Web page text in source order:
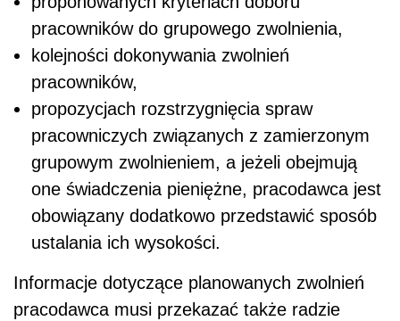
pracowników do grupowego zwolnienia,
kolejności dokonywania zwolnień
pracowników,
propozycjach rozstrzygnięcia spraw
pracowniczych związanych z zamierzonym
grupowym zwolnieniem, a jeżeli obejmują
one świadczenia pieniężne, pracodawca jest
obowiązany dodatkowo przedstawić sposób
ustalania ich wysokości.
Informacje dotyczące planowanych zwolnień
pracodawca musi przekazać także radzie